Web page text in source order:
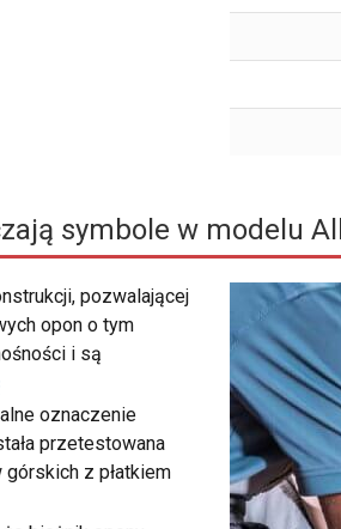
symbole w modelu
pozwalającej
opon o tym
i są
oznaczenie
przetestowana
z płatkiem